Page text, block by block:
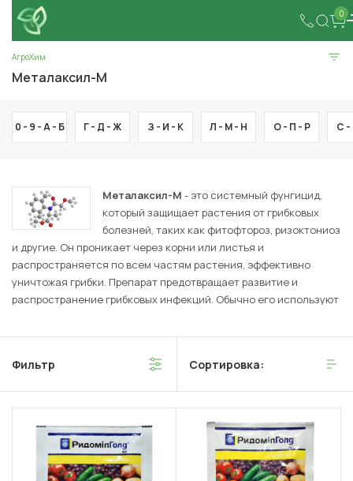
0
АгроХим
Металаксил-М
0 - 9 -А - Б Г - Д -Ж З - И - К Л - М - Н О - П - Р С -
Металаксил-М - это системный фунгицид,
который защищает растения от грибковых
болезней, таких как фитофтороз, ризоктониоз
и другие. Он проникает через корни или листья и
распространяется по всем частям растения, эффективно
уничтожая грибки. Препарат предотвращает развитие и
распространение грибковых инфекций. Обычно его используют
сельскохозяйственных культур.
Фильтр Сортировка: